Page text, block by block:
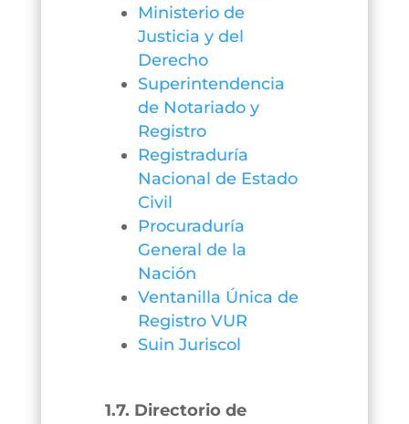
Ministerio de
Justicia y del
Derecho
Superintendencia
de Notariado y
Registro
Registraduría
Nacional de Estado
Civil
Procuraduría
General de la
Nación
Ventanilla Única de
Registro VUR
Suin Juriscol
1.7. Directorio de